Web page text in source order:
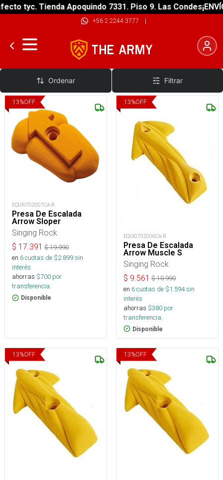
tyc. Tienda Apoquindo 7331. Piso 9. Las Condes
+56 2 2244 3777 |
Presas de Resina
Ordenar Filtrar
13%OFF
EQUI0702007CA-R
Presa De Escalada
Arrow Sloper
Singing Rock
$ 17.391 $19.990
en 6cuotas de $2.899sin
interés
ahorras $700 por
transferencia.
Disponible
13%OFF
EQUI0702006CA-R
Presa De Escalada
Arrow Muscle S
Singing Rock
$ 9.561 $10.990
en 6cuotas de $1.594sin
interés
ahorras $380 por
transferencia.
Disponible
13%OFF 13%OFF